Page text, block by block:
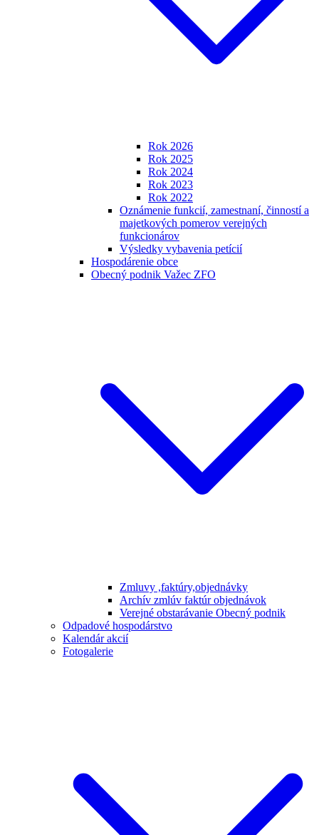
Rok 2026
Rok 2025
Rok 2024
Rok 2023
Rok 2022
Oznámenie funkcií, zamestnaní, činností a
majetkových pomerov verejných
funkcionárov
Výsledky vybavenia petícií
Hospodárenie obce
Obecný podnik Važec ZFO
Zmluvy ,faktúry,objednávky
Archív zmlúv faktúr objednávok
Verejné obstarávanie Obecný podnik
Odpadové hospodárstvo
Kalendár akcií
Fotogalerie